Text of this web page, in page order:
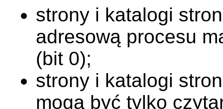
strony i katalogi
adresową procesu
(bit 0);
strony i katalogi
mogą być tylko